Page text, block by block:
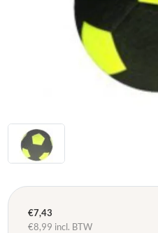
€7,43
€8,99 incl. BTW